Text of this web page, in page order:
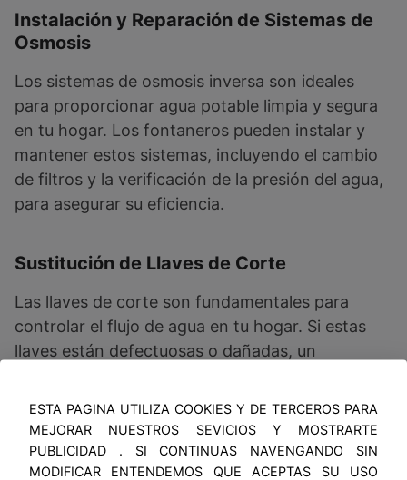
Instalación y Reparación de Sistemas de
Osmosis
Los sistemas de osmosis inversa son ideales
para proporcionar agua potable limpia y segura
en tu hogar. Los fontaneros pueden instalar y
mantener estos sistemas, incluyendo el cambio
de filtros y la verificación de la presión del agua,
para asegurar su eficiencia.
Sustitución de Llaves de Corte
Las llaves de corte son fundamentales para
controlar el flujo de agua en tu hogar. Si estas
llaves están defectuosas o dañadas, un
problemas mayores, como fugas de agua
incontroladas.
ESTA PAGINA UTILIZA COOKIES Y DE TERCEROS PARA
MEJORAR NUESTROS SEVICIOS Y MOSTRARTE
PUBLICIDAD . SI CONTINUAS NAVENGANDO SIN
MODIFICAR ENTENDEMOS QUE ACEPTAS SU USO